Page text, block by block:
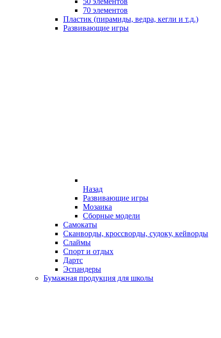
70 элементов
Пластик (пирамиды, ведра, кегли и т.д.)
Развивающие игры
Назад
Развивающие игры
Мозаика
Сборные модели
Самокаты
Сканворды, кроссворды, судоку, кейворды
Слаймы
Спорт и отдых
Дартс
Эспандеры
Бумажная продукция для школы